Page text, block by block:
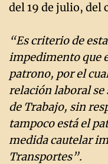
del 19 de julio, del
“Es criterio de
impedimento que
patrono, por el
relación laboral se
de Trabajo, sin
tampoco está el
medida cautelar
Transportes”.